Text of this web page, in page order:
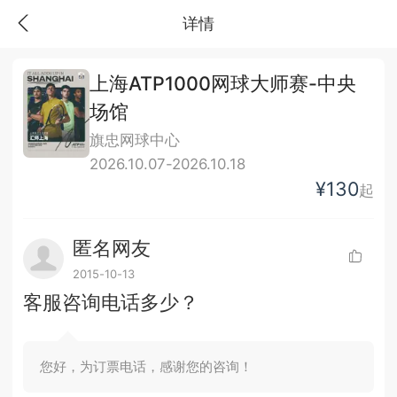
详情
上海ATP1000网球大师赛-中央
场馆
旗忠网球中心
2026.10.07-2026.10.18
¥130起
匿名网友
2015-10-13
客服咨询电话多少？
您好，为订票电话，感谢您的咨询！